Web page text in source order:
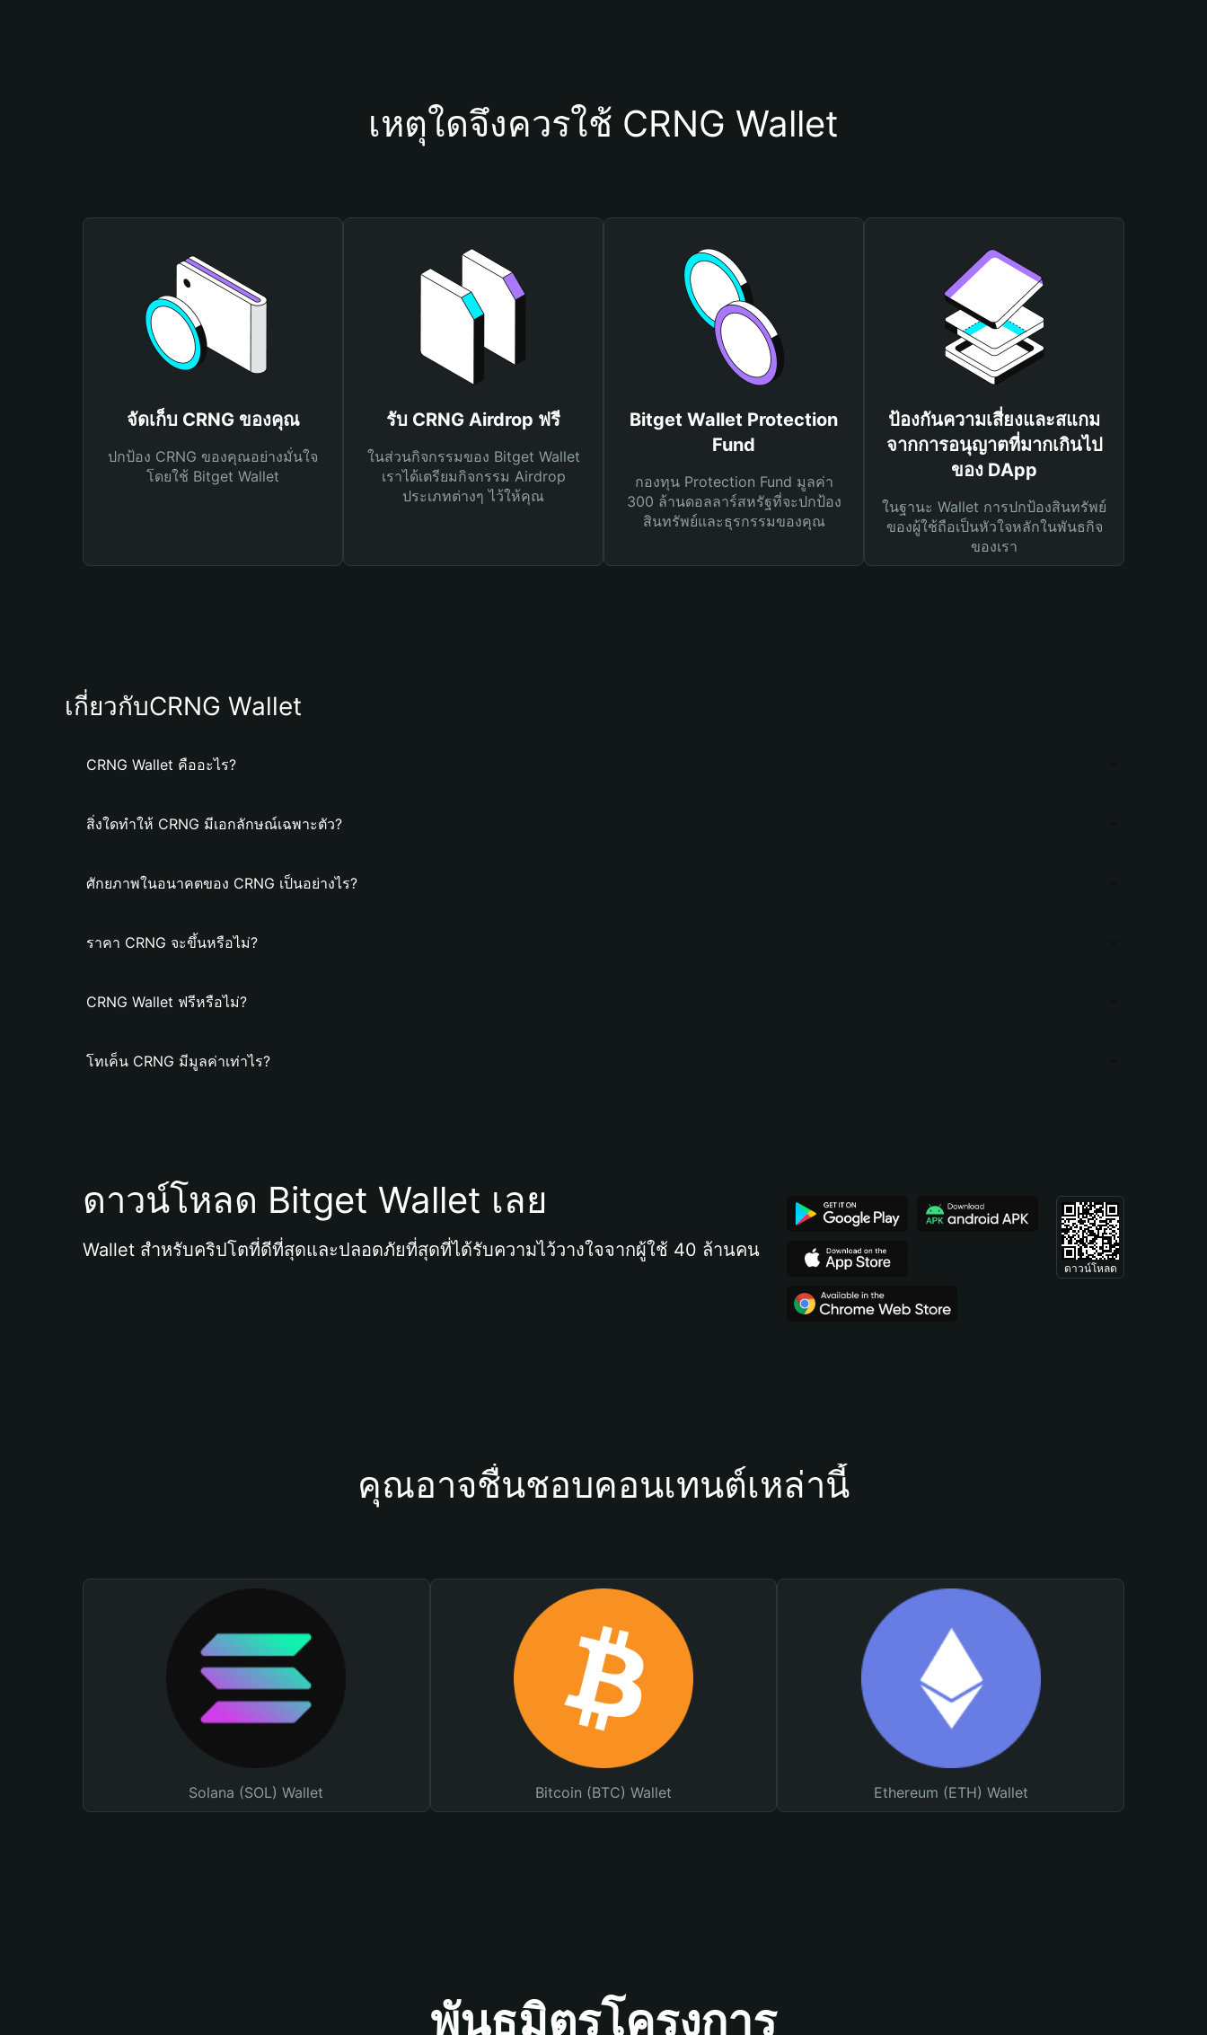
เหตุใดจึงควรใช้ CRNG Wallet
จัดเก็บ CRNG ของคุณ
ปกป้อง CRNG ของคุณอย่างมั่นใจ
โดยใช้ Bitget Wallet
รับ CRNG Airdrop ฟรี
ในส่วนกิจกรรมของ Bitget Wallet
เราได้เตรียมกิจกรรม Airdrop
ประเภทต่างๆ ไว้ให้คุณ
Bitget Wallet Protection
Fund
กองทุน Protection Fund มูลค่า
300 ล้านดอลลาร์สหรัฐที่จะปกป้อง
สินทรัพย์และธุรกรรมของคุณ
ป้องกันความเสี่ยงและสแกม
จากการอนุญาตที่มากเกินไป
ของ DApp
ในฐานะ Wallet การปกป้องสินทรัพย์
ของผู้ใช้ถือเป็นหัวใจหลักในพันธกิจ
ของเรา
เกี่ยวกับCRNG Wallet
CRNG Wallet คืออะไร?
สิ่งใดทำให้ CRNG มีเอกลักษณ์เฉพาะตัว?
ศักยภาพในอนาคตของ CRNG เป็นอย่างไร?
ราคา CRNG จะขึ้นหรือไม่?
CRNG Wallet ฟรีหรือไม่?
โทเค็น CRNG มีมูลค่าเท่าไร?
ดาวน์โหลด Bitget Wallet เลย
Wallet สำหรับคริปโตที่ดีที่สุดและปลอดภัยที่สุดที่ได้รับความไว้วางใจจากผู้ใช้ 40 ล้านคน
ดาวน์โหลด
คุณอาจชื่นชอบคอนเทนต์เหล่านี้
Solana (SOL) Wallet Bitcoin (BTC) Wallet Ethereum (ETH) Wallet
พันธมิตรโครงการ